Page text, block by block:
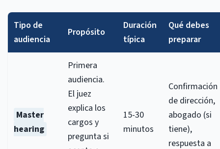
Tipo de
audiencia
Propósito
Duración
típica
Qué debes
preparar
Master
hearing
Primera
audiencia.
El juez
explica los
cargos y
pregunta si
15-30
minutos
Confirmación
de dirección,
abogado (si
tiene),
respuesta a